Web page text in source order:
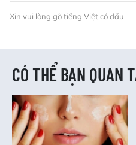
Xin vui lòng gõ tiếng Việt có dấu
CÓ THỂ BẠN QUAN